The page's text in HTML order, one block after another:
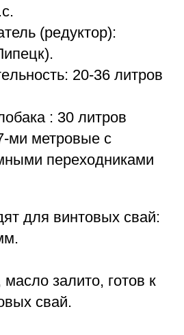
(редуктор):
20-36 литров
: 30 литров
ми метровые с
переходниками
для винтовых свай:
залито, готов к
свай.